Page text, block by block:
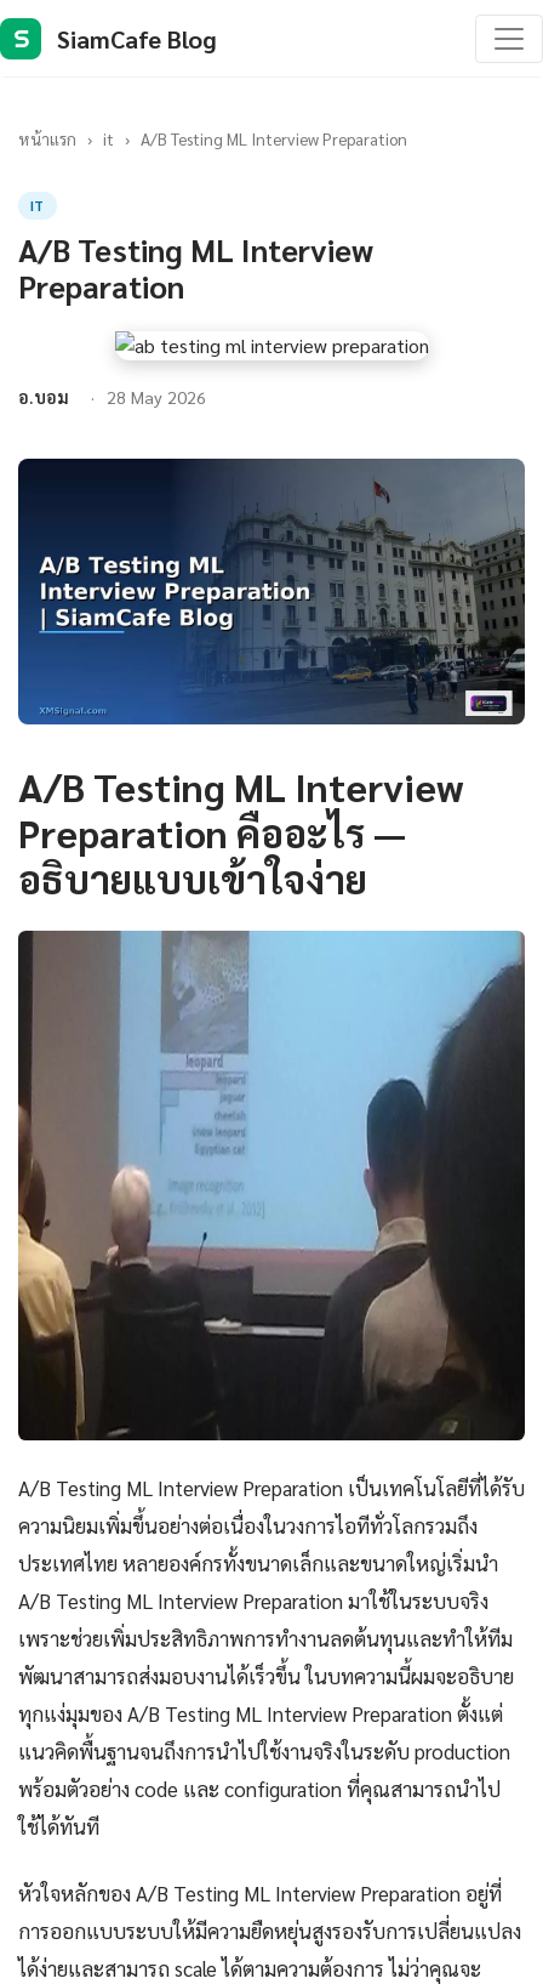
S SiamCafe Blog
หน้าแรก › it › A/B Testing ML Interview Preparation
IT
A/B Testing ML Interview
Preparation
อ.บอม 28 May 2026
A/B Testing ML Interview
Preparation คืออะไร —
อธิบายแบบเข้าใจง่าย
A/B Testing ML Interview Preparation เป็นเทคโนโลยีที่ได้รับ
ความนิยมเพิ่มขึ้นอย่างต่อเนื่องในวงการไอทีทั่วโลกรวมถึง
ประเทศไทย หลายองค์กรทั้งขนาดเล็กและขนาดใหญ่เริ่มนำ
A/B Testing ML Interview Preparation มาใช้ในระบบจริง
เพราะช่วยเพิ่มประสิทธิภาพการทำงานลดต้นทุนและทำให้ทีม
พัฒนาสามารถส่งมอบงานได้เร็วขึ้น ในบทความนี้ผมจะอธิบาย
ทุกแง่มุมของ A/B Testing ML Interview Preparation ตั้งแต่
แนวคิดพื้นฐานจนถึงการนำไปใช้งานจริงในระดับ production
พร้อมตัวอย่าง code และ configuration ที่คุณสามารถนำไป
ใช้ได้ทันที
หัวใจหลักของ A/B Testing ML Interview Preparation อยู่ที่
การออกแบบระบบให้มีความยืดหยุ่นสูงรองรับการเปลี่ยนแปลง
ได้ง่ายและสามารถ scale ได้ตามความต้องการ ไม่ว่าคุณจะ